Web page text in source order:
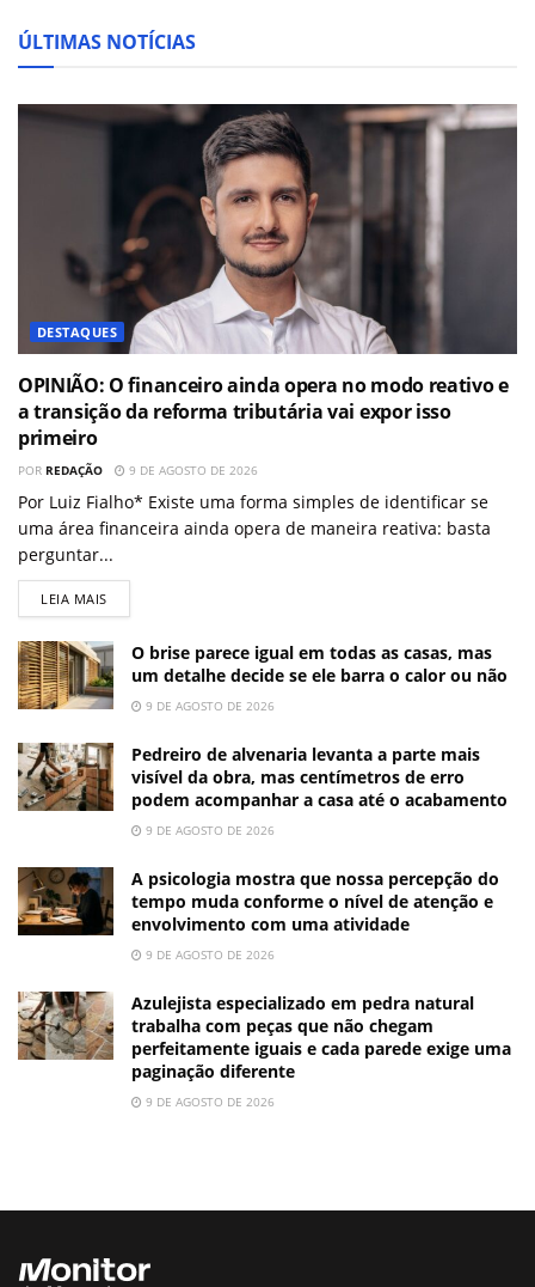
ÚLTIMAS NOTÍCIAS
DESTAQUES
OPINIÃO: O financeiro ainda opera no modo reativo e
a transição da reforma tributária vai expor isso
primeiro
POR REDAÇÃO 9 DE AGOSTO DE 2026
Por Luiz Fialho* Existe uma forma simples de identificar se
uma área financeira ainda opera de maneira reativa: basta
perguntar...
LEIA MAIS
O brise parece igual em todas as casas, mas
um detalhe decide se ele barra o calor ou não
9 DE AGOSTO DE 2026
Pedreiro de alvenaria levanta a parte mais
visível da obra, mas centímetros de erro
podem acompanhar a casa até o acabamento
9 DE AGOSTO DE 2026
A psicologia mostra que nossa percepção do
tempo muda conforme o nível de atenção e
envolvimento com uma atividade
9 DE AGOSTO DE 2026
Azulejista especializado em pedra natural
trabalha com peças que não chegam
perfeitamente iguais e cada parede exige uma
paginação diferente
9 DE AGOSTO DE 2026